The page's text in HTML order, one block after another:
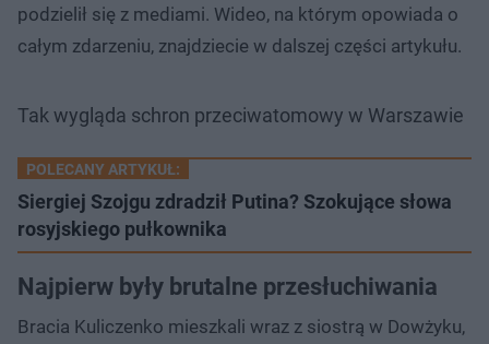
podzielił się z mediami. Wideo, na którym opowiada o
całym zdarzeniu, znajdziecie w dalszej części artykułu.
Tak wygląda schron przeciwatomowy w Warszawie
POLECANY ARTYKUŁ:
Siergiej Szojgu zdradził Putina? Szokujące słowa
rosyjskiego pułkownika
Najpierw były brutalne przesłuchiwania
Bracia Kuliczenko mieszkali wraz z siostrą w Dowżyku,